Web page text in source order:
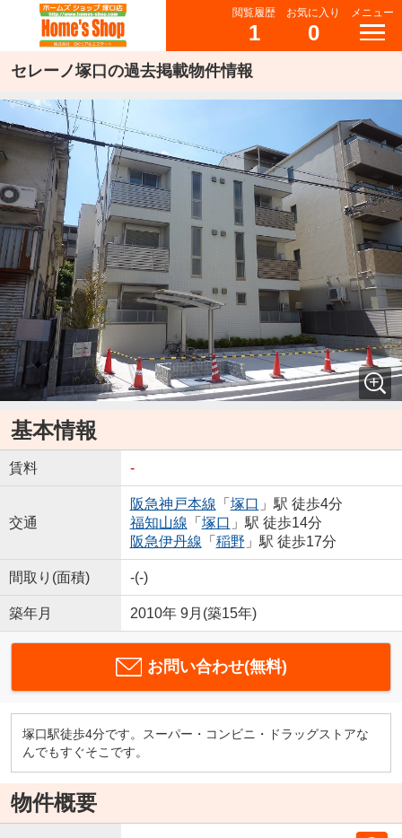
閲覧履歴
1
お気に入り
0
メニュー
セレーノ塚口の過去掲載物件情報
基本情報
賃料 -
交通
阪急神戸本線 「 塚口 」駅 徒歩4分
福知山線 「 塚口 」駅 徒歩14分
阪急伊丹線 「 稲野 」駅 徒歩17分
間取り(面積) -(-)
築年月 2010年 9月(築15年)
お問い合わせ(無料)
塚口駅徒歩4分です。スーパー・コンビニ・ドラッグストアな
んでもすぐそこです。
物件概要